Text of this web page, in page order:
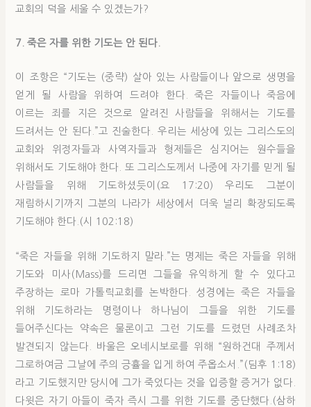
교회의 덕을 세울 수 있겠는가?
7. 죽은 자를 위한 기도는 안 된다.
이 조항은 “기도는 (중략) 살아 있는 사람들이나 앞으로 생명을
얻게 될 사람을 위하여 드려야 한다. 죽은 자들이나 죽음에
이르는 죄를 지은 것으로 알려진 사람들을 위해서는 기도를
드려서는 안 된다.”고 진술한다. 우리는 세상에 있는 그리스도의
교회와 위정자들과 사역자들과 형제들은 심지어는 원수들을
위해서도 기도해야 한다. 또 그리스도께서 나중에 자기를 믿게 될
사람들을 위해 기도하셨듯이(요 17:20) 우리도 그분이
재림하시기까지 그분의 나라가 세상에서 더욱 널리 확장되도록
기도해야 한다.(시 102:18)
“죽은 자들을 위해 기도하지 말라.”는 명제는 죽은 자들을 위해
기도와 미사(Mass)를 드리면 그들을 유익하게 할 수 있다고
주장하는 로마 가톨릭교회를 논박한다. 성경에는 죽은 자들을
위해 기도하라는 명령이나 하나님이 그들을 위한 기도를
들어주신다는 약속은 물론이고 그런 기도를 드렸던 사례조차
발견되지 않는다. 바울은 오네시보로를 위해 “원하건대 주께서
그로하여금 그날에 주의 긍휼을 입게 하여 주옵소서.”(딤후 1:18)
라고 기도했지만 당시에 그가 죽었다는 것을 입증할 증거가 없다.
다윗은 자기 아들이 죽자 즉시 그를 위한 기도를 중단했다.(삼하